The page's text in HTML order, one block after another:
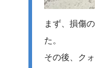
まず、損傷
た。
その後、ク